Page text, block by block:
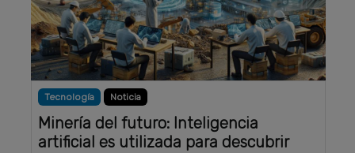
Tecnología Noticia
Minería del futuro: Inteligencia
artificial es utilizada para descubrir